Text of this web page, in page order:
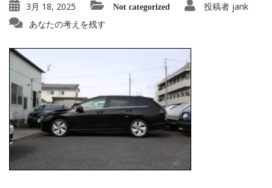
3月 18, 2025 Not categorized 投稿者 jank
あなたの考えを残す